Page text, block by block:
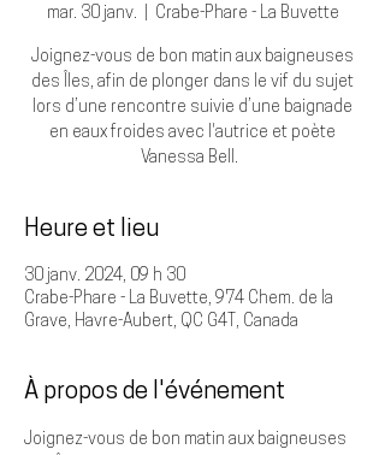
mar. 30 janv. Crabe-Phare - La Buvette
Joignez-vous de bon matin aux baigneuses
des Îles, afin de plonger dans le vif du sujet
lors d’une rencontre suivie d’une baignade
en eaux froides avec l'autrice et poète
Vanessa Bell.
Heure et lieu
30 janv. 2024, 09 h 30
Crabe-Phare - La Buvette, 974 Chem. de la
Grave, Havre-Aubert, QC G4T, Canada
À propos de l'événement
Joignez-vous de bon matin aux baigneuses